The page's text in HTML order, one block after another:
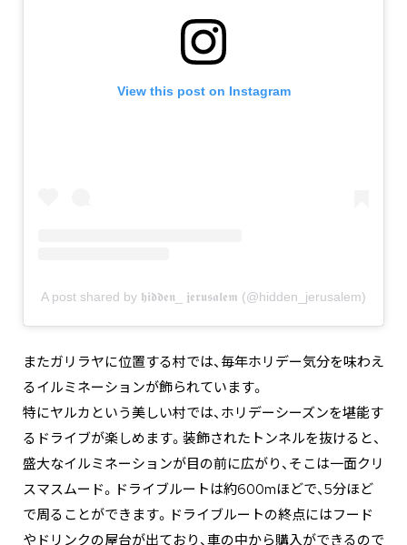
View this post on Instagram
A post shared by 𝖍𝖎𝖉𝖉𝖊𝖓_ 𝖏𝖊𝖗𝖚𝖘𝖆𝖑𝖊𝖒 (@hidden_jerusalem)
またガリラヤに位置する村では、毎年ホリデー気分を味わえ
るイルミネーションが飾られています。
特にヤルカという美しい村では、ホリデーシーズンを堪能す
るドライブが楽しめます。装飾されたトンネルを抜けると、
盛大なイルミネーションが目の前に広がり、そこは一面クリ
スマスムード。ドライブルートは約600mほどで、5分ほど
で周ることができます。ドライブルートの終点にはフード
やドリンクの屋台が出ており、車の中から購入ができるので